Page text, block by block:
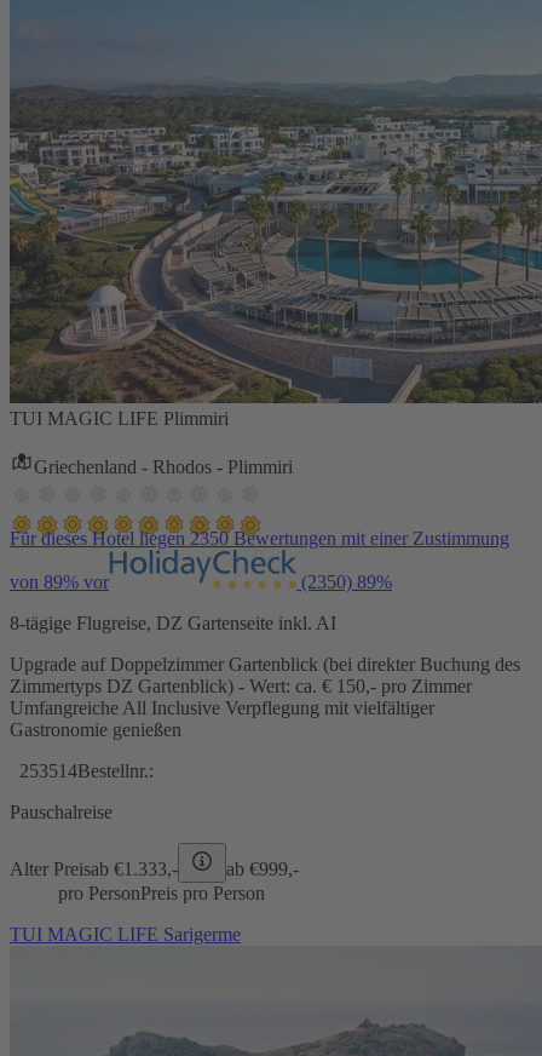
TUI MAGIC LIFE Plimmiri
Griechenland - Rhodos - Plimmiri
Für dieses Hotel liegen 2350 Bewertungen mit einer Zustimmung
von 89% vor (2350) 89%
8-tägige Flugreise, DZ Gartenseite inkl. AI
Upgrade auf Doppelzimmer Gartenblick (bei direkter Buchung des
Zimmertyps DZ Gartenblick) - Wert: ca. € 150,- pro Zimmer
Umfangreiche All Inclusive Verpflegung mit vielfältiger
Gastronomie genießen
253514Bestellnr.:
Pauschalreise
Alter Preisab €1.333,- ab €999,-
pro PersonPreis pro Person
TUI MAGIC LIFE Sarigerme